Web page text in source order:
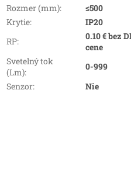
Rozmer (mm):
≤500
Krytie:
IP20
RP:
0.10 € bez
cene
Svetelný tok
(Lm):
0-999
Senzor: Nie